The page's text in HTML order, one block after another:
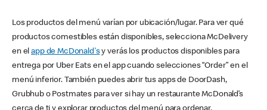
Los productos del menú varían por ubicación/lugar. Para ver qué
productos comestibles están disponibles, selecciona McDelivery
en elapp de McDonald'sy verás los productos disponibles para
entrega por Uber Eats en el app cuando selecciones “Order” en el
menú inferior. También puedes abrir tus apps de DoorDash,
Grubhub o Postmates para ver si hay un restaurante McDonald’s